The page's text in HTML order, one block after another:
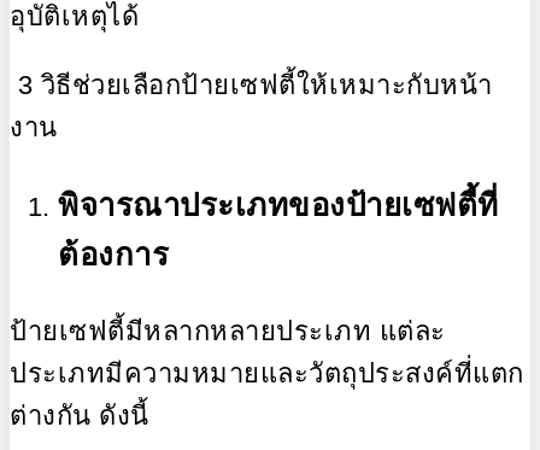
อุบัติเหตุได้
3 วิธีช่วยเลือกป้ายเซฟตี้ให้เหมาะกับหน้า
งาน
พิจารณาประเภทของป้ายเซฟตี้ที่
ต้องการ
ป้ายเซฟตี้มีหลากหลายประเภท แต่ละ
ประเภทมีความหมายและวัตถุประสงค์ที่แตก
ต่างกัน ดังนี้